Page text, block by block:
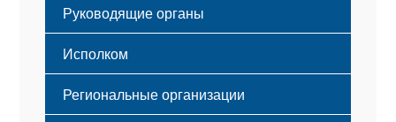
Руководящие органы
Исполком
Региональные организации